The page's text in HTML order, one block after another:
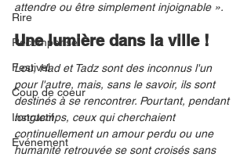
Rire
Récompense
Festival
Coup de coeur
Instructif
Événement
attendre ou être simplement injoignable ».
Une lumière dans la ville !
Lou, Had et Tadz sont des inconnus l'un
pour l'autre, mais, sans le savoir, ils sont
destinés à se rencontrer. Pourtant, pendant
longtemps, ceux qui cherchaient
continuellement un amour perdu ou une
humanité retrouvée se sont croisés sans